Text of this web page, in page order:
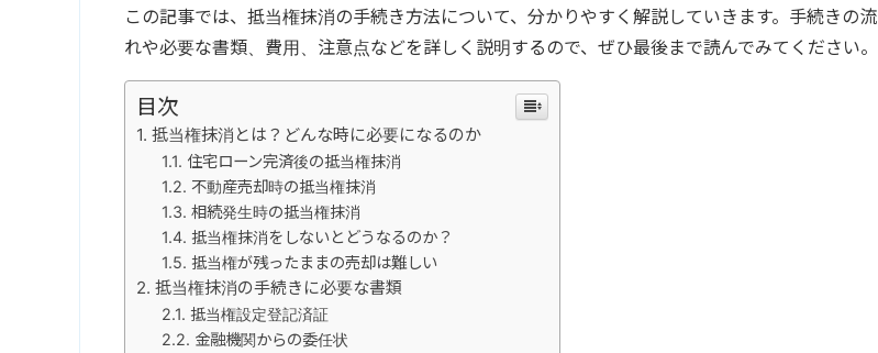
この記事では、 抵当権抹消の手続き方法について、分かりやすく解説していきます。手続きの流
れや必要な書類、費用、注意点などを詳しく説明するので、ぜひ最後まで読んでみてください。
目次
抵当権抹消とは？どんな時に必要になるのか
住宅ローン完済後の抵当権抹消
不動産売却時の抵当権抹消
相続発生時の抵当権抹消
抵当権抹消をしないとどうなるのか？
抵当権が残ったままの売却は難しい
抵当権抹消の手続きに必要な書類
抵当権設定登記済証
金融機関からの委任状